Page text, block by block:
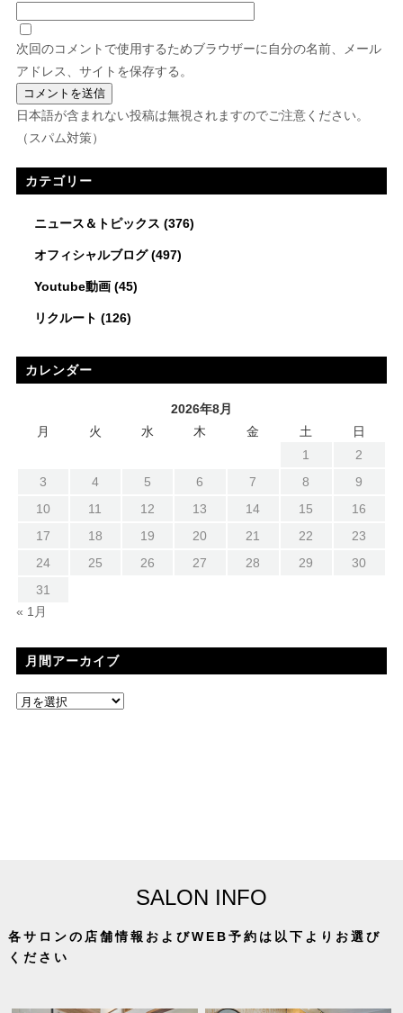
次回のコメントで使用するためブラウザーに自分の名前、メール
アドレス、サイトを保存する。
日本語が含まれない投稿は無視されますのでご注意ください。
（スパム対策）
カテゴリー
ニュース＆トピックス (376)
オフィシャルブログ(497)
Youtube動画(45)
リクルート (126)
カレンダー
2026年8月
月
火 水 木 金 土
日
1
2
3
4 5 6 7 8
9
10
11 12 13 14 15
16
17
18 19 20 21 22
23
24
25 26 27 28 29
30
31
« 1月
月間アーカイブ
SALON INFO
各サロンの店舗情報およびWEB予約は以下よりお選び
ください